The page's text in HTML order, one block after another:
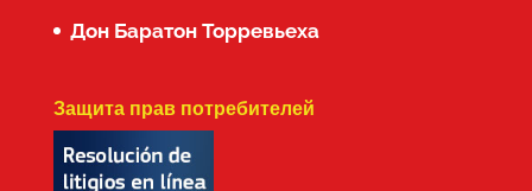
Дон Баратон Торревьеха
Защита прав потребителей